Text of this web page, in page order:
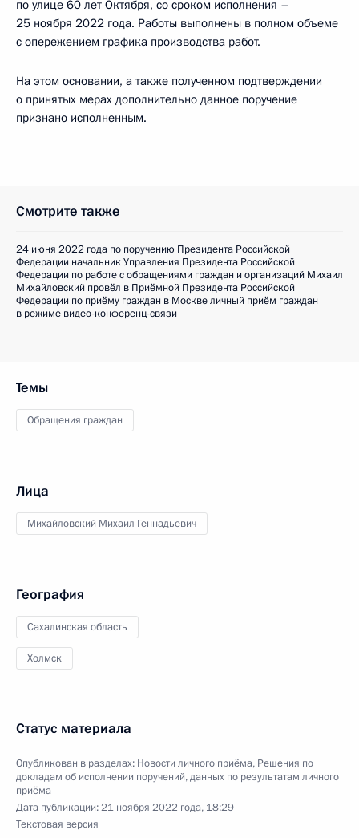
по улице 60 лет Октября, со сроком исполнения –
25 ноября 2022 года. Работы выполнены в полном объеме
с опережением графика производства работ.
На этом основании, а также полученном подтверждении
о принятых мерах дополнительно данное поручение
признано исполненным.
Смотрите также
24 июня 2022 года по поручению Президента Российской
Федерации начальник Управления Президента Российской
Федерации по работе с обращениями граждан и организаций Михаил
Михайловский провёл в Приёмной Президента Российской
Федерации по приёму граждан в Москве личный приём граждан
в режиме видео-конференц-связи
Темы
Обращения граждан
Лица
Михайловский Михаил Геннадьевич
География
Сахалинская область
Холмск
Статус материала
Опубликован в разделах: Новости личного приёма, Решения по
докладам об исполнении поручений, данных по результатам личного
приёма
Дата публикации:21 ноября 2022 года, 18:29
Текстовая версия